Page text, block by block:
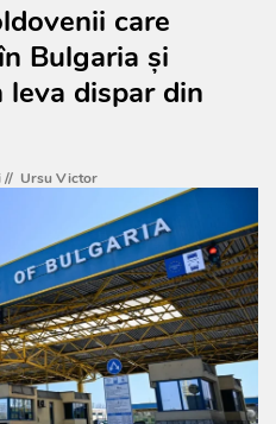
care
Bulgaria și
leva dispar din
// Ursu Victor